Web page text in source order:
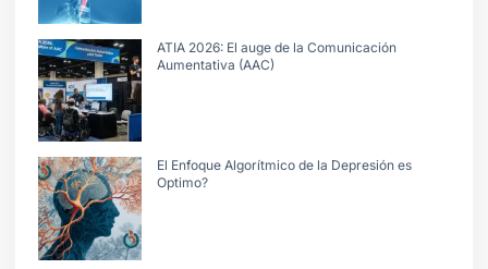
ATIA 2026: El auge de la Comunicación
Aumentativa (AAC)
El Enfoque Algorítmico de la Depresión es
Optimo?